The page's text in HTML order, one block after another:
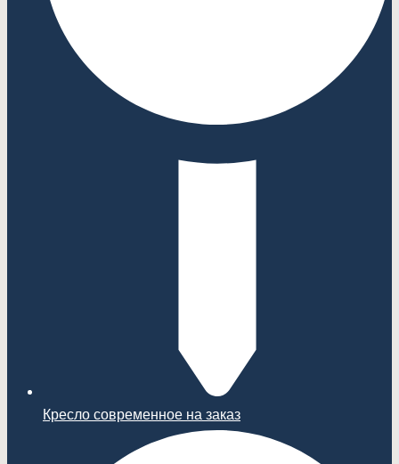
Кресло современное на заказ